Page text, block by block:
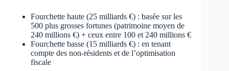
Fourchette haute (25 milliards €) : basée sur les
500 plus grosses fortunes (patrimoine moyen de
240 millions €) + ceux entre 100 et 240 millions €
Fourchette basse (15 milliards €) : en tenant
compte des non-résidents et de l’optimisation
fiscale